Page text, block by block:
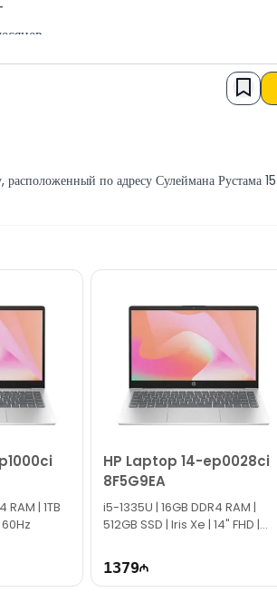
по адресу Сулеймана Рустама 15
расчёт и в кредит.
RAM | 1TB
60Hz
HP Laptop 14-ep0028ci
8F5G9EA
i5-1335U | 16GB DDR4 RAM |
512GB SSD | Iris Xe | 14" FHD |
1379